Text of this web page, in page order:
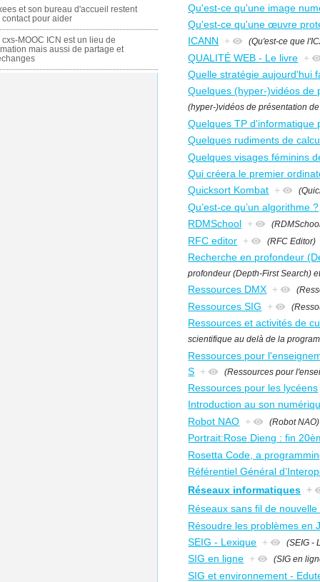
Qu'est-ce qu'une image
Qu'est-ce qu'une œuvre
ICANN
+ (Qu'est-ce que
QUALITÉ WEB - Le livre +
Quelle stratégie aujourd'hui
Quelques (hyper-)vidéos de
(hyper-)vidéos de présentation
Quelques TP d'informatique
Quelques rudiments de
Quelques visages féminins
Qui créera le premier
Quicksort Kombat +
Qu’est-ce qu’un algorithme ?
RDMSchool +
RFC editor + (RFC Editor)
Recherche en profondeur
profondeur (Depth-First Search)
Ressources DMX +
Ressources SIG +
Ressources et activités de
scientifique au delà de la
Ressources pour
S + (Ressources pour
Ressources pour les lycéens
Introduction au son
Robot NAO + (Robot NAO)
Portrait:Rose Dieng : fin
Rosetta Code, a
Référentiel Général
Réseaux informatiques +
Réseaux sans fil de
Résoudre les problèmes en
SEIG - Lexique + (SEIG -
SIG en ligne + (SIG en
SIG et environnement -
et son bureau d'accueil restent
contact pour aider
cxs-MOOC ICN est un lieu de
mais aussi de partage et